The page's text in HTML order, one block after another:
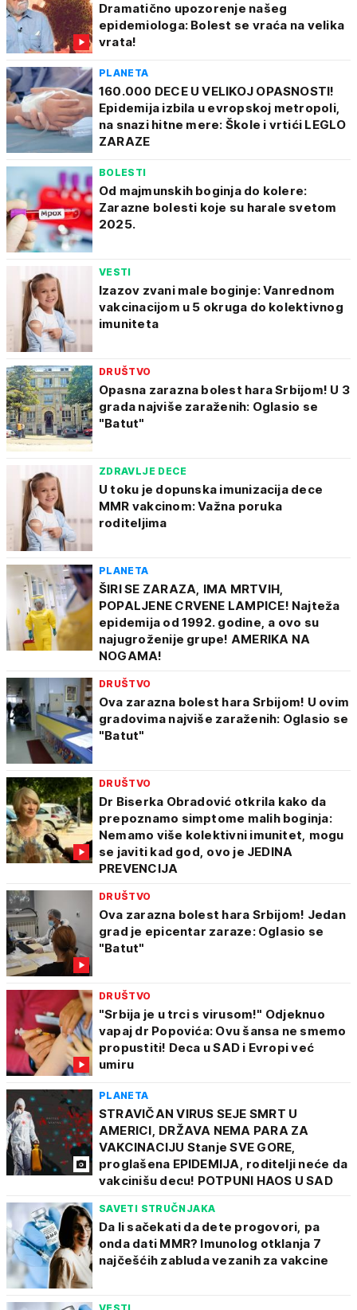
Dramatično upozorenje našeg
epidemiologa: Bolest se vraća na velika
vrata!
PLANETA
160.000 DECE U VELIKOJ OPASNOSTI!
Epidemija izbila u evropskoj metropoli,
na snazi hitne mere: Škole i vrtići LEGLO
ZARAZE
BOLESTI
Od majmunskih boginja do kolere:
Zarazne bolesti koje su harale svetom
2025.
VESTI
Izazov zvani male boginje: Vanrednom
vakcinacijom u 5 okruga do kolektivnog
imuniteta
DRUŠTVO
Opasna zarazna bolest hara Srbijom! U 3
grada najviše zaraženih: Oglasio se
"Batut"
ZDRAVLJE DECE
U toku je dopunska imunizacija dece
MMR vakcinom: Važna poruka
roditeljima
PLANETA
ŠIRI SE ZARAZA, IMA MRTVIH,
POPALJENE CRVENE LAMPICE! Najteža
epidemija od 1992. godine, a ovo su
najugroženije grupe! AMERIKA NA
NOGAMA!
DRUŠTVO
Ova zarazna bolest hara Srbijom! U ovim
gradovima najviše zaraženih: Oglasio se
"Batut"
DRUŠTVO
Dr Biserka Obradović otkrila kako da
prepoznamo simptome malih boginja:
Nemamo više kolektivni imunitet, mogu
se javiti kad god, ovo je JEDINA
PREVENCIJA
DRUŠTVO
Ova zarazna bolest hara Srbijom! Jedan
grad je epicentar zaraze: Oglasio se
"Batut"
DRUŠTVO
"Srbija je u trci s virusom!" Odjeknuo
vapaj dr Popovića: Ovu šansa ne smemo
propustiti! Deca u SAD i Evropi već
umiru
PLANETA
STRAVIČAN VIRUS SEJE SMRT U
AMERICI, DRŽAVA NEMA PARA ZA
VAKCINACIJU Stanje SVE GORE,
proglašena EPIDEMIJA, roditelji neće da
vakcinišu decu! POTPUNI HAOS U SAD
SAVETI STRUČNJAKA
Da li sačekati da dete progovori, pa
onda dati MMR? Imunolog otklanja 7
najčešćih zabluda vezanih za vakcine